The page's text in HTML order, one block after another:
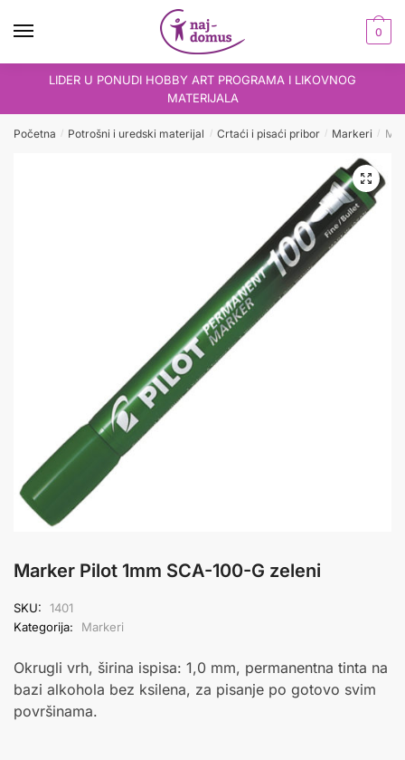
0
LIDER U PONUDI HOBBY ART PROGRAMA I LIKOVNOG
MATERIJALA
Početna / Potrošni i uredski materijal / Crtaći i pisaći pribor / Markeri /
Marker Pilot 1mm SCA-100-G zeleni
SKU:
1401
Kategorija:
Markeri
Okrugli vrh, širina ispisa: 1,0 mm, permanentna tinta na
bazi alkohola bez ksilena, za pisanje po gotovo svim
površinama.